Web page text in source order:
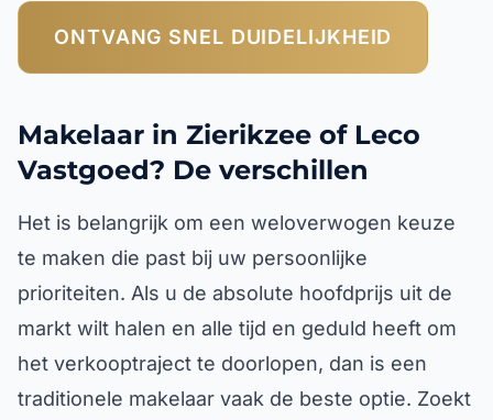
ONTVANG SNEL DUIDELIJKHEID
Makelaar in Zierikzee of Leco
Vastgoed? De verschillen
Het is belangrijk om een weloverwogen keuze
te maken die past bij uw persoonlijke
prioriteiten. Als u de absolute hoofdprijs uit de
markt wilt halen en alle tijd en geduld heeft om
het verkooptraject te doorlopen, dan is een
traditionele makelaar vaak de beste optie. Zoekt